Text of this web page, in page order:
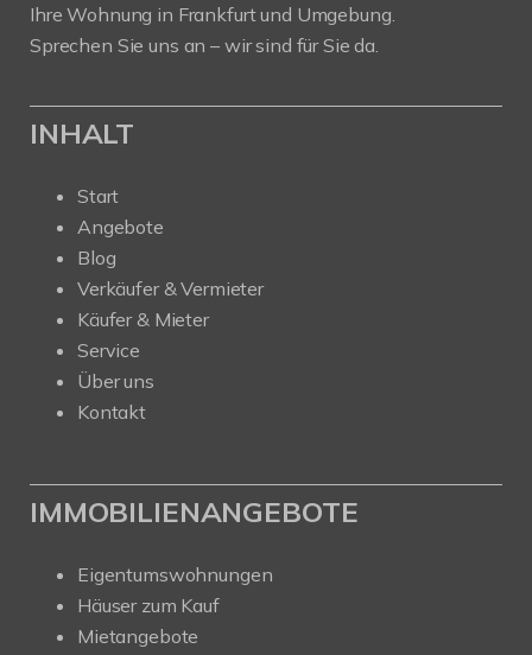
Ihre Wohnung in Frankfurt und Umgebung.
Sprechen Sie uns an – wir sind für Sie da.
INHALT
Start
Angebote
Blog
Verkäufer & Vermieter
Käufer & Mieter
Service
Über uns
Kontakt
IMMOBILIENANGEBOTE
Eigentumswohnungen
Häuser zum Kauf
Mietangebote